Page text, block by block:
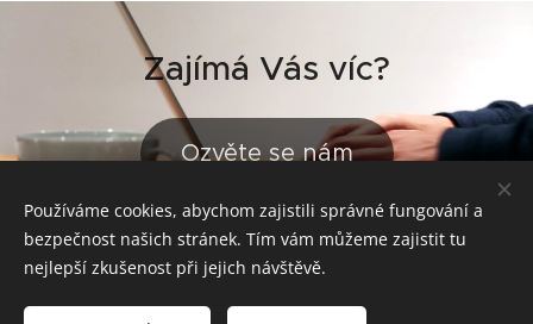
Zajímá Vás víc?
Ozvěte se nám
© 2023-2026 JP Consulting. Všechna práva vyhrazena.
Mgr. Petra Všetečková. Podnikatel zapsaný v živnostenském rejstříku u
Používáme cookies, abychom zajistili správné fungování a
bezpečnost našich stránek. Tím vám můžeme zajistit tu
nejlepší zkušenost při jejich návštěvě.